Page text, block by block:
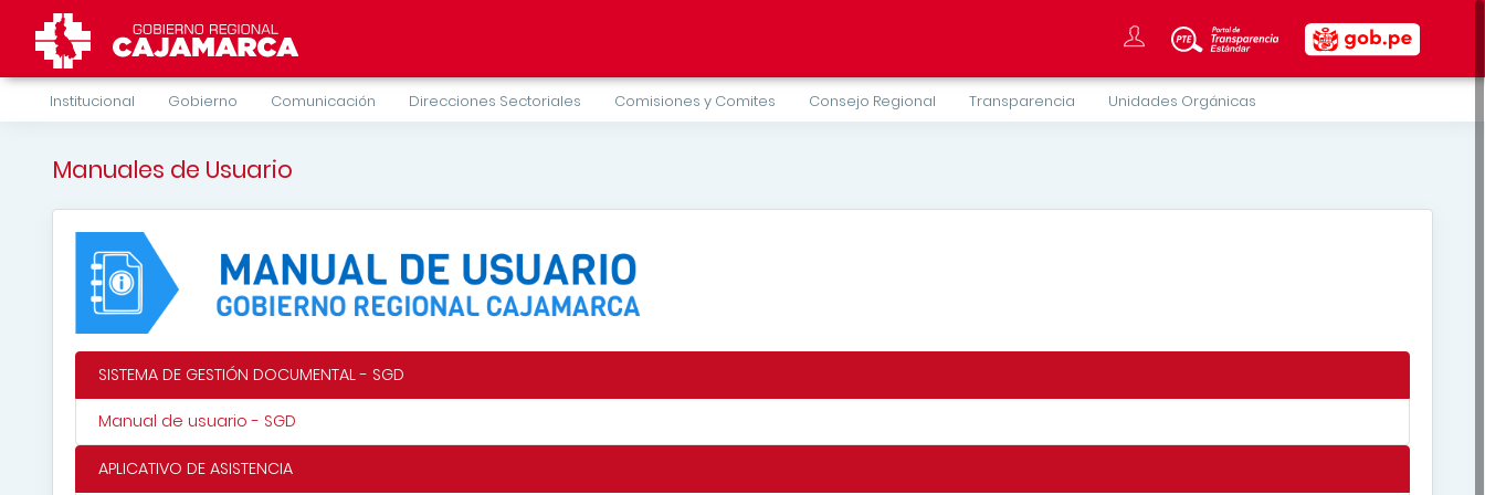
Institucional Gobierno Comunicación Direcciones Sectoriales Comisiones y Comites Consejo Regional Transparencia Unidades Orgánicas
Manuales de Usuario
SISTEMA DE GESTIÓN DOCUMENTAL - SGD
Manual de usuario - SGD
APLICATIVO DE ASISTENCIA